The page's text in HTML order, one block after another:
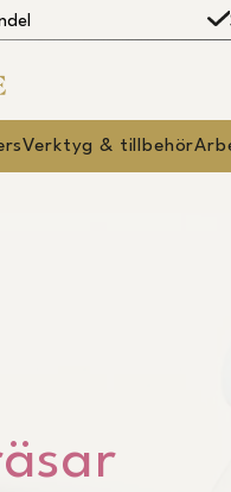
Verktyg & tillbehör